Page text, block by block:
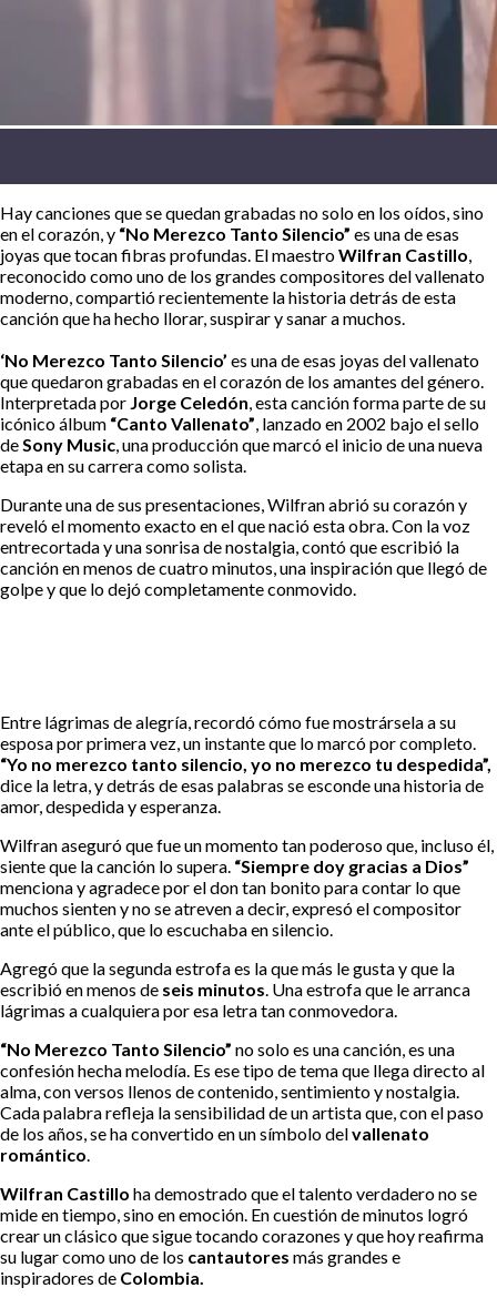
Hay canciones que se quedan grabadas no solo en los oídos, sino
en el corazón, y “No Merezco Tanto Silencio” es una de esas
joyas que tocan fibras profundas. El maestroWilfran Castillo,
reconocido como uno de los grandes compositores del vallenato
moderno, compartió recientemente la historia detrás de esta
canción que ha hecho llorar, suspirar y sanar a muchos.
‘No Merezco Tanto Silencio’ es una de esas joyas del vallenato
que quedaron grabadas en el corazón de los amantes del género.
Interpretada por Jorge Celedón, esta canción forma parte de su
icónico álbum “Canto Vallenato”, lanzado en 2002 bajo el sello
deSony Music, una producción que marcó el inicio de una nueva
etapa en su carrera como solista.
Durante una de sus presentaciones, Wilfran abrió su corazón y
reveló el momento exacto en el que nació esta obra. Con la voz
entrecortada y una sonrisa de nostalgia, contó que escribió la
canción en menos de cuatro minutos, una inspiración que llegó de
golpe y que lo dejó completamente conmovido.
Entre lágrimas de alegría, recordó cómo fue mostrársela a su
esposa por primera vez, un instante que lo marcó por completo.
“Yo no merezco tanto silencio, yo no merezco tu despedida”,
dice la letra, y detrás de esas palabras se esconde una historia de
amor, despedida y esperanza.
Wilfran aseguró que fue un momento tan poderoso que, incluso él,
siente que la canción lo supera. “Siempre doy gracias a Dios”
menciona y agradece por el don tan bonito para contar lo que
muchos sienten y no se atreven a decir, expresó el compositor
ante el público, que lo escuchaba en silencio.
Agregó que la segunda estrofa es la que más le gusta y que la
escribió en menos de seis minutos. Una estrofa que le arranca
lágrimas a cualquiera por esa letra tan conmovedora.
“No Merezco Tanto Silencio” no solo es una canción, es una
confesión hecha melodía. Es ese tipo de tema que llega directo al
alma, con versos llenos de contenido, sentimiento y nostalgia.
Cada palabra refleja la sensibilidad de un artista que, con el paso
de los años, se ha convertido en un símbolo delvallenato
romántico.
Wilfran Castillo ha demostrado que el talento verdadero no se
mide en tiempo, sino en emoción. En cuestión de minutos logró
crear un clásico que sigue tocando corazones y que hoy reafirma
su lugar como uno de los cantautores más grandes e
inspiradores de Colombia.